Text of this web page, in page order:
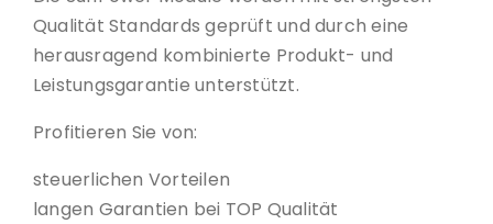
Qualität Standards geprüft und durch eine
herausragend kombinierte Produkt- und
Leistungsgarantie unterstützt.
Profitieren Sie von:
steuerlichen Vorteilen
langen Garantien bei TOP Qualität